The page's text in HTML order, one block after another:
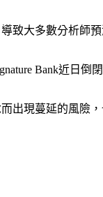
致大多數分析師
Bank近日倒
出現蔓延的風險